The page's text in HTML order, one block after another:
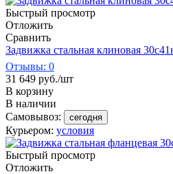
Быстрый просмотр
Отложить
Сравнить
Задвижка стальная клиновая
Отзывы: 0
31 649 руб./шт
В корзину
В наличии
Самовывоз:
сегодня
Курьером: условия
Быстрый просмотр
Отложить